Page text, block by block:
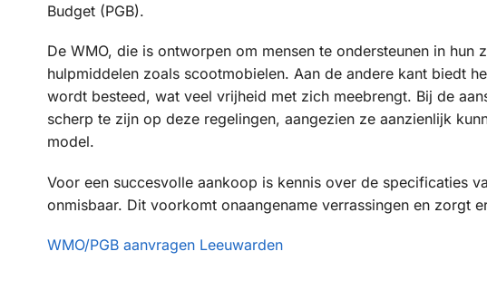
Budget (PGB).
De WMO, die is ontworpen om mensen te ondersteunen in
hulpmiddelen zoals scootmobielen. Aan de andere kant biedt
wordt besteed, wat veel vrijheid met zich meebrengt. Bij de
scherp te zijn op deze regelingen, aangezien ze aanzienlijk
model.
Voor een succesvolle aankoop is kennis over de specificaties
onmisbaar. Dit voorkomt onaangename verrassingen en zorgt
WMO/PGB aanvragen Leeuwarden